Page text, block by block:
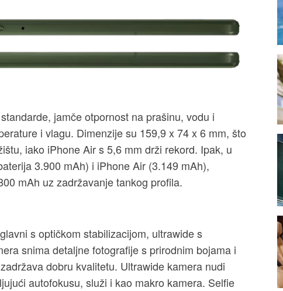
jamče otpornost na prašinu, vodu i
i vlagu. Dimenzije su 159,9 x 74 x 6 mm, što
iako iPhone Air s 5,6 mm drži rekord. Ipak, u
3.900 mAh) i iPhone Air (3.149 mAh),
mAh uz zadržavanje tankog profila.
s optičkom stabilizacijom, ultrawide s
snima detaljne fotografije s prirodnim bojama i
dobru kvalitetu. Ultrawide kamera nudi
autofokusu, služi i kao makro kamera. Selfie